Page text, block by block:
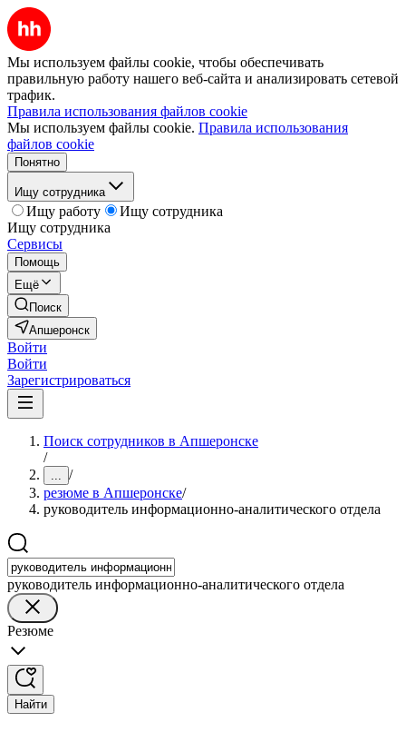
Мы используем файлы cookie, чтобы обеспечивать
правильную работу нашего веб-сайта и анализировать сетевой
трафик.
Правила использования файлов cookie
Мы используем файлы cookie. Правила использования
файлов cookie
Понятно
Ищу сотрудника
Ищу работу
Ищу сотрудника
Ищу сотрудника
Сервисы
Помощь
Ещё
Поиск
Апшеронск
Войти
Войти
Зарегистрироваться
Поиск сотрудников в Апшеронске
/
... /
резюме в Апшеронске/
руководитель информационно-аналитического отдела
руководитель информационно-аналитического отдела
Резюме
Найти